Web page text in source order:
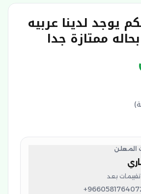
يوجد لدينا عربيه
ممتازة جدا
المعلن
تقييمات بعد